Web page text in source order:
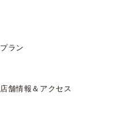
プラン
店舗情報＆アクセス